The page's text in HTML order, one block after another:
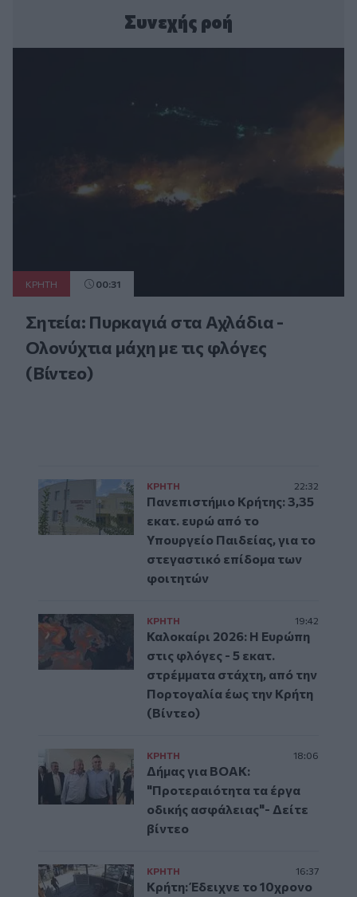
Συνεχής ροή
ΚΡΗΤΗ 00:31
Σητεία: Πυρκαγιά στα Αχλάδια -
Ολονύχτια μάχη με τις φλόγες
(Βίντεο)
ΚΡΗΤΗ 22:32
Πανεπιστήμιο Κρήτης: 3,35
εκατ. ευρώ από το
Υπουργείο Παιδείας, για το
στεγαστικό επίδομα των
φοιτητών
ΚΡΗΤΗ 19:42
Καλοκαίρι 2026: Η Ευρώπη
στις φλόγες - 5 εκατ.
στρέμματα στάχτη, από την
Πορτογαλία έως την Κρήτη
(Βίντεο)
ΚΡΗΤΗ 18:06
Δήμας για ΒΟΑΚ:
"Προτεραιότητα τα έργα
οδικής ασφάλειας"- Δείτε
βίντεο
ΚΡΗΤΗ 16:37
Κρήτη: Έδειχνε το 10χρονο